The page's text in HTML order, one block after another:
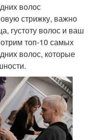
волос
стрижку, важно
густоту волос и ваш
топ-10 самых
волос, которые